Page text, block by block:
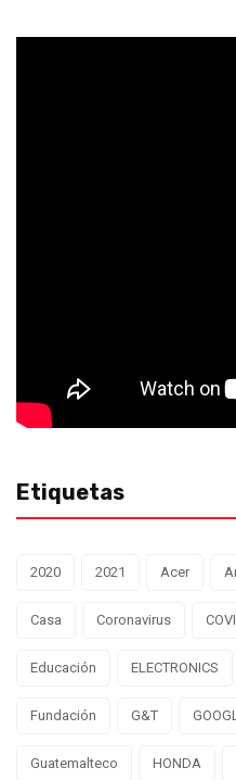
Etiquetas
2020 2021 Acer
Casa Coronavirus
Educación ELECTRONICS
Fundación G&T
Guatemalteco HONDA